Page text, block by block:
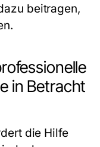
beitragen,
in Betracht
die Hilfe